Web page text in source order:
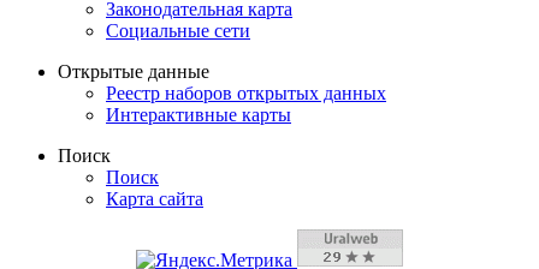
Законодательная карта
Социальные сети
Открытые данные
Реестр наборов открытых данных
Интерактивные карты
Поиск
Поиск
Карта сайта